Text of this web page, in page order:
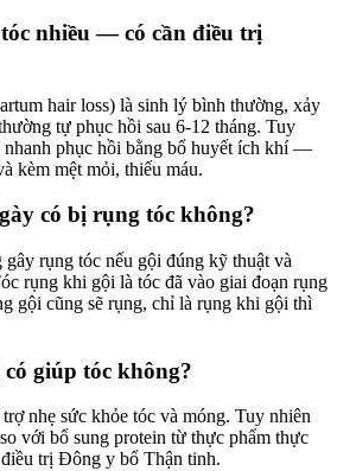
nhiều — có cần điều trị
hair loss) là sinh lý bình thường, xảy
tự phục hồi sau 6-12 tháng. Tuy
phục hồi bằng bổ huyết ích khí —
kèm mệt mỏi, thiếu máu.
có bị rụng tóc không?
rụng tóc nếu gội đúng kỹ thuật và
rụng khi gội là tóc đã vào giai đoạn rụng
gội cũng sẽ rụng, chỉ là rụng khi gội thì
giúp tóc không?
nhẹ sức khỏe tóc và móng. Tuy nhiên
với bổ sung protein từ thực phẩm thực
trị Đông y bổ Thận tinh.